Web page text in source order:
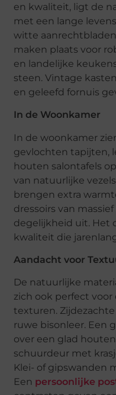
en kwaliteit, ligt de
met een lange
witte
maken plaats voor
en landelijke
steen. Vintage
en geleefd fornuis
In de Woonkamer
In de woonkamer
gevlochten tapijten,
houten salontafels
van natuurlijke
brengen extra
dressoirs van
degelijkheid uit. Het
kwaliteit die
Aandacht voor
De natuurlijke
zich ook perfect
texturen.
ruwe bisonleer. Een
over een glad
schuurdeur met
Klei- of gipswanden
Een persoonlijke